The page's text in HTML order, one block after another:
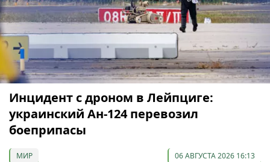
Инцидент с дроном в Лейпциге:
украинский Ан-124 перевозил
боеприпасы
МИР 06 АВГУСТА 2026 16:13